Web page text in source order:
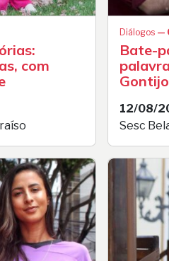
com
Diálogos —
Bate-
12/08/
Sesc